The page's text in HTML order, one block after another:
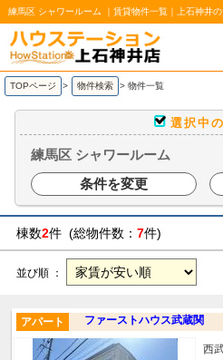
練馬区 シャワールーム ｜賃貸物件一覧｜上石神井
/
TOPページ > 物件検索 > 物件一覧
選択中
練馬区 シャワールーム
条件を変更
棟数2件 (総物件数： 7件)
並び順 ：
ファーストハウス武蔵関
アパート
西